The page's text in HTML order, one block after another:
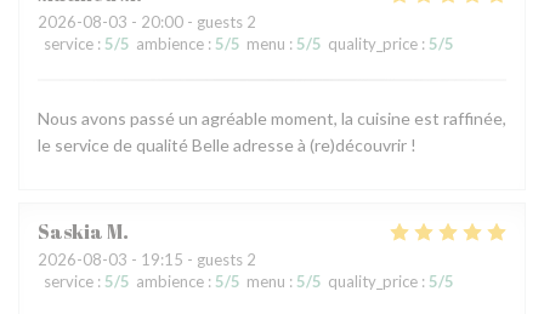
2026-08-03 - 20:00 - guests 2
service : 5/5 ambience : 5/5 menu : 5/5 quality_price : 5/5
Nous avons passé un agréable moment, la cuisine est raffinée,
le service de qualité Belle adresse à (re)découvrir !
SaskiaM
2026-08-03 - 19:15 - guests 2
service : 5/5 ambience : 5/5 menu : 5/5 quality_price : 5/5